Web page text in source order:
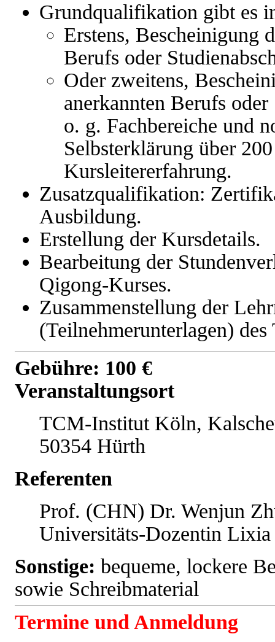
Grundqualifikation gibt es
Erstens, Bescheinigung
Berufs oder
Oder zweitens,
anerkannten Berufs oder
o. g. Fachbereiche und
Selbsterklärung über
Kursleitererfahrung.
Zusatzqualifikation:
Ausbildung.
Erstellung der Kursdetails.
Bearbeitung der
Qigong-Kurses.
Zusammenstellung der
(Teilnehmerunterlagen)
Gebühre: 100 €
Veranstaltungsort
TCM-Institut Köln,
50354 Hürth
Referenten
Prof. (CHN) Dr. Wenjun
Universitäts-Dozentin Lixia
Sonstige: bequeme, lockere
sowie Schreibmaterial
Termine und Anmeldung